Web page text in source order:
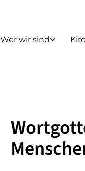
Wer wir sind